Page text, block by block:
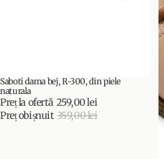
PROMOȚIE
Saboti dama bej, R-300, din piele
naturala
Preț la ofertă 259,00 lei
Preț obișnuit 359,00 lei